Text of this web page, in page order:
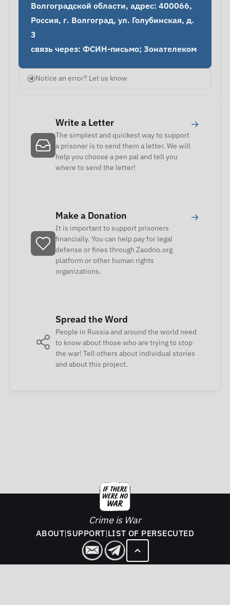
Волгоградской области, адрес: 400066,
Россия, г. Волгоград, ул. Голубинская, д.
3
связь через: ФСИН-письмо; Зонателеком
Notice an error? Let us know
Write a Letter
The simplest and quickest way to support
a prisoner is to send them a letter. We will
help you choose a pen pal and tell you
where to send the letter!
→
Make a Donation
It is important to support prisoners
financially. You can help pay for legal
defense or fines through Zaodno.org
platform or other human rights
organizations.
→
Spread the Word
People in Russia and around the world need
to know about those who are trying to stop
the war! Tell others about individual stories
and about this project.
Crime is War
ABOUT|SUPPORT|LIST OF PERSECUTED